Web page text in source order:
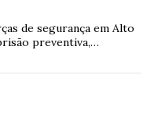
de segurança em Alto
preventiva,